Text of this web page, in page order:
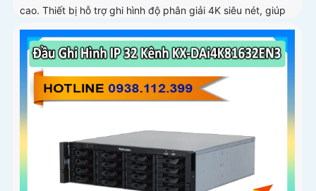
cao. Thiết bị hỗ trợ ghi hình độ phân giải 4K siêu nét, giúp
tái tạo chi tiết hình ảnh rõ ràng kể cả trong môi trường
phức tạp